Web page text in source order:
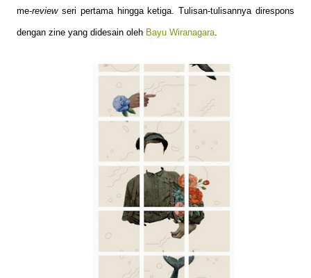
me-review seri pertama hingga ketiga. Tulisan-tulisannya direspons
dengan zine yang didesain oleh Bayu Wiranagara.